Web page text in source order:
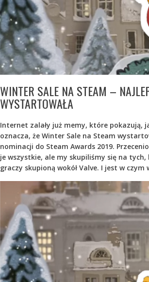
WINTER SALE NA STEAM –
WYSTARTOWAŁA
Internet zalały już memy, które pokazują,
oznacza, że Winter Sale na Steam
nominacji do Steam Awards 2019.
je wszystkie, ale my skupiliśmy się na
graczy skupioną wokół Valve. I jest w czym